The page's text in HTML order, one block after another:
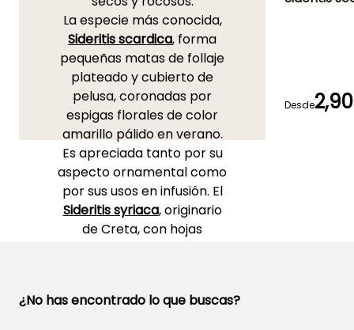
La especie más conocida,
Sideritis scardica, forma
pequeñas matas de follaje
plateado y cubierto de
pelusa, coronadas por
espigas florales de color
amarillo pálido en verano.
Es apreciada tanto por su
aspecto ornamental como
por sus usos en infusión. El
Sideritis syriaca, originario
de Creta, con hojas
cálido, soleado y seco.
Desde
¿No has encontrado lo que buscas?